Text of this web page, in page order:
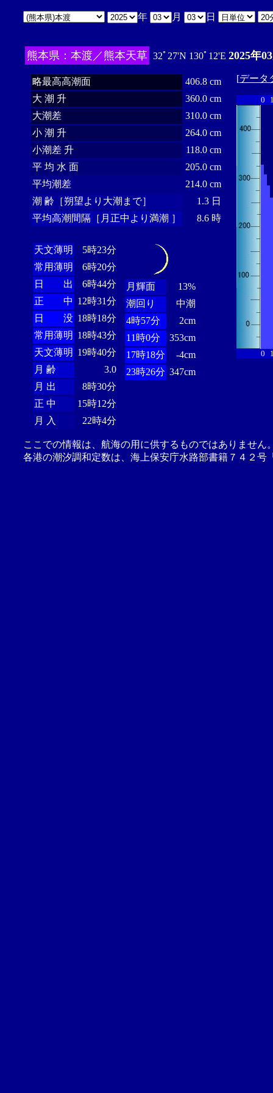
年 月 日
熊本県：本渡／熊本天草 32ﾟ27'N 130ﾟ12'E 2025年
略最高高潮面
406.8 cm
大 潮 升
360.0 cm
大潮差
310.0 cm
小 潮 升
264.0 cm
小潮差 升
118.0 cm
平 均 水 面
205.0 cm
平均潮差
214.0 cm
潮 齢［朔望より大潮まで］
1.3 日
平均高潮間隔［月正中より満潮 ］
8.6 時
天文薄明
5時23分
常用薄明
6時20分
日 出
6時44分
正 中 12時31分
日 没 18時18分
常用薄明 18時43分
天文薄明 19時40分
月 齢
3.0
月 出
8時30分
正 中
15時12分
月 入
22時4分
月輝面
13%
潮回り
中潮
4時57分
2cm
11時0分
353cm
17時18分
-4cm
23時26分 347cm
[データ
0
0
ここでの情報は、航海の用に供するものではありませ
各港の潮汐調和定数は、海上保安庁水路部書籍７４２